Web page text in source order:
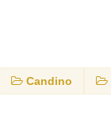
Candino